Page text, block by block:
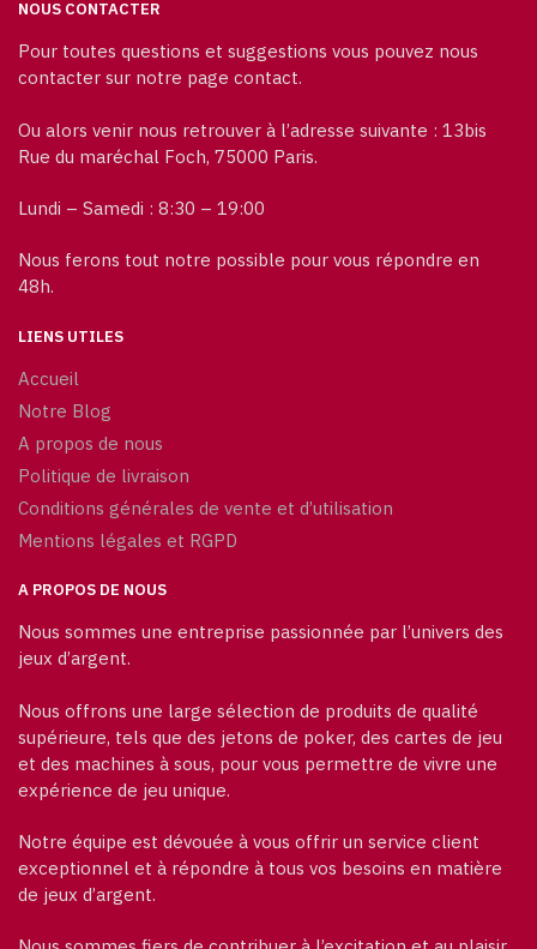
NOUS CONTACTER
Pour toutes questions et suggestions vous pouvez nous
contacter sur notre page contact.
Ou alors venir nous retrouver à l’adresse suivante : 13bis
Rue du maréchal Foch, 75000 Paris.
Lundi – Samedi : 8:30 – 19:00
Nous ferons tout notre possible pour vous répondre en
48h.
LIENS UTILES
Accueil
Notre Blog
A propos de nous
Politique de livraison
Conditions générales de vente et d’utilisation
Mentions légales et RGPD
A PROPOS DE NOUS
Nous sommes une entreprise passionnée par l’univers des
jeux d’argent.
Nous offrons une large sélection de produits de qualité
supérieure, tels que des jetons de poker, des cartes de jeu
et des machines à sous, pour vous permettre de vivre une
expérience de jeu unique.
Notre équipe est dévouée à vous offrir un service client
exceptionnel et à répondre à tous vos besoins en matière
de jeux d’argent.